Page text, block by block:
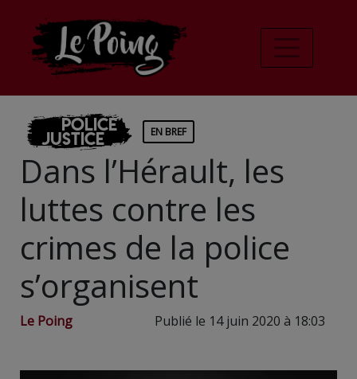
Police
Justice EN BREF
Dans l’Hérault, les
luttes contre les
crimes de la police
s’organisent
Le Poing Publié le 14 juin 2020 à 18:03